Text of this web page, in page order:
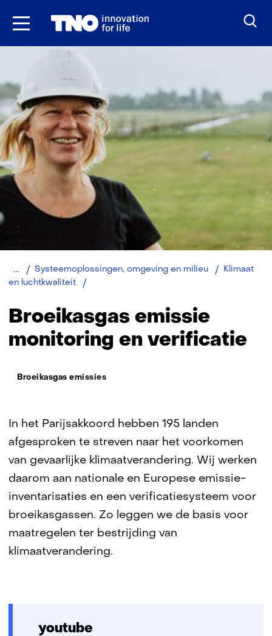
Ga
Home Systeemoplossingen, omgeving en milieu
Klimaat
en luchtkwaliteit
Broeikasgas emissie
monitoring en verificatie
Thema:
Broeikasgas emissies
In het Parijsakkoord hebben 195 landen
afgesproken te streven naar het voorkomen
van gevaarlijke klimaatverandering. Wij werken
daarom aan nationale en Europese emissie-
inventarisaties en een verificatiesysteem voor
broeikasgassen. Zo leggen we de basis voor
maatregelen ter bestrijding van
klimaatverandering.
youtube